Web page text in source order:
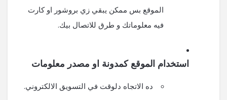
الموقع بس ممكن يبقي زي بروشور او كارت
فيه معلوماتك و طرق للاتصال بيك.
استخدام الموقع كمدونة او مصدر معلومات
ده الاتجاه دلوقت في التسويق الالكتروني.